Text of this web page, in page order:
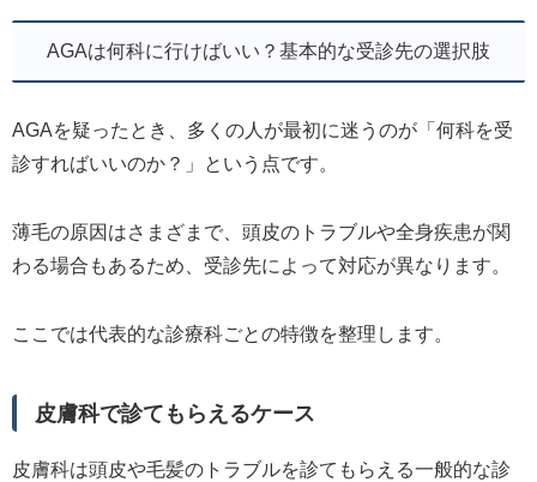
AGAは何科に行けばいい？基本的な受診先の選択肢
AGAを疑ったとき、多くの人が最初に迷うのが「何科を受
診すればいいのか？」という点です。
薄毛の原因はさまざまで、頭皮のトラブルや全身疾患が関
わる場合もあるため、受診先によって対応が異なります。
ここでは代表的な診療科ごとの特徴を整理します。
皮膚科で診てもらえるケース
皮膚科は頭皮や毛髪のトラブルを診てもらえる一般的な診